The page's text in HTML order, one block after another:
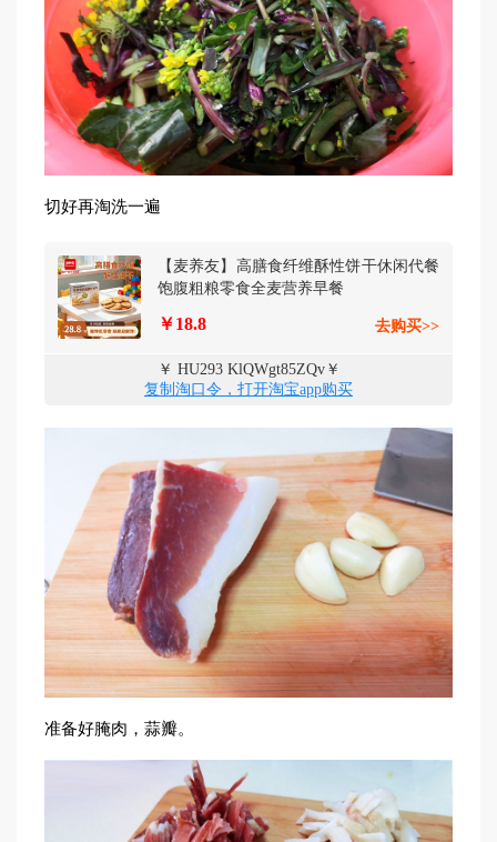
切好再淘洗一遍
【麦养友】高膳食纤维酥性饼干休闲代餐
饱腹粗粮零食全麦营养早餐
￥18.8 去购买>>
￥ HU293 KlQWgt85ZQv￥
复制淘口令，打开淘宝app购买
准备好腌肉，蒜瓣。